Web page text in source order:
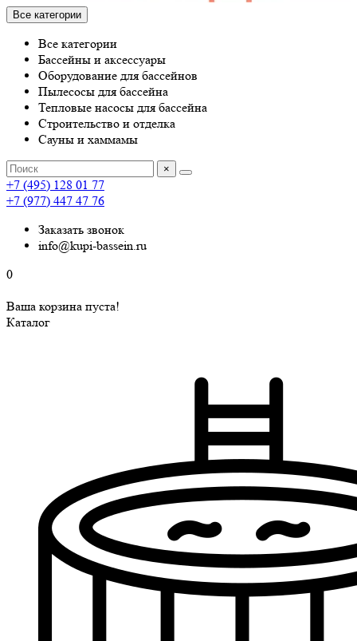
Все категории
Все категории
Бассейны и аксессуары
Оборудование для бассейнов
Пылесосы для бассейна
Тепловые насосы для бассейна
Строительство и отделка
Сауны и хаммамы
×
+7 (495) 128 01 77
+7 (977) 447 47 76
Заказать звонок
info@kupi-bassein.ru
0
Ваша корзина пуста!
Каталог